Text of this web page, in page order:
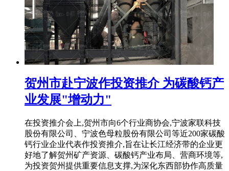
贺州市赴宁波作投资推介 为碳酸钙产
业发展"增动力"
在投资推介会上,贺州市向6个行业商协会,宁波家联科技
股份有限公司、宁波色母粒股份有限公司等近200家碳酸
钙行业企业代表作投资推介,旨在让长江经济带的企业更
好地了解贺州矿产资源、碳酸钙产业布局、营商环境等,
为投资贺州提供重要信息支撑,为深化东西部协作高质量